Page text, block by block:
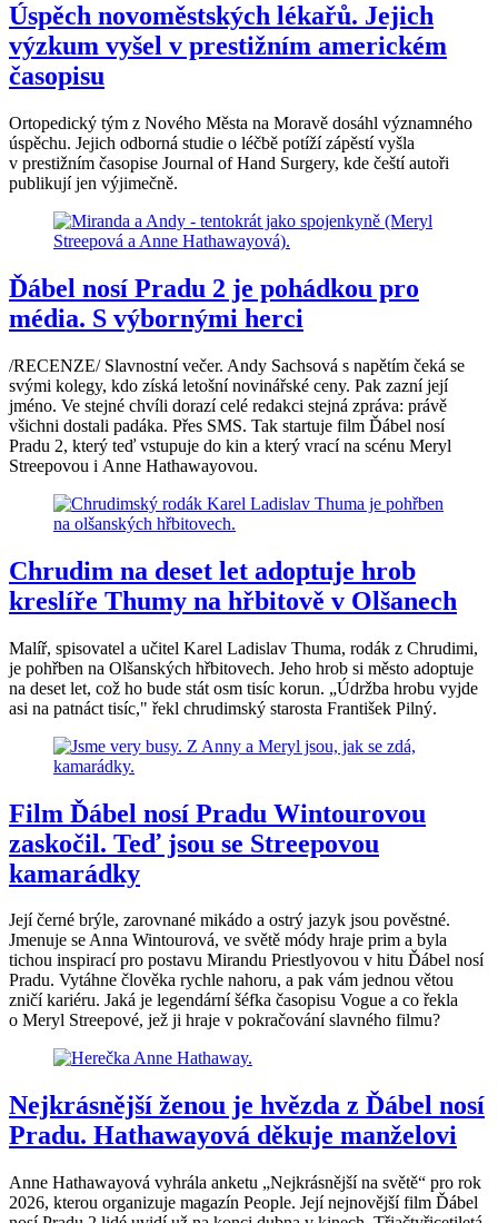
Úspěch novoměstských lékařů. Jejich
výzkum vyšel v prestižním americkém
časopisu
Ortopedický tým z Nového Města na Moravě dosáhl významného
úspěchu. Jejich odborná studie o léčbě potíží zápěstí vyšla
v prestižním časopise Journal of Hand Surgery, kde čeští autoři
publikují jen výjimečně.
Ďábel nosí Pradu 2 je pohádkou pro
média. S výbornými herci
/RECENZE/ Slavnostní večer. Andy Sachsová s napětím čeká se
svými kolegy, kdo získá letošní novinářské ceny. Pak zazní její
jméno. Ve stejné chvíli dorazí celé redakci stejná zpráva: právě
všichni dostali padáka. Přes SMS. Tak startuje film Ďábel nosí
Pradu 2, který teď vstupuje do kin a který vrací na scénu Meryl
Streepovou i Anne Hathawayovou.
Chrudim na deset let adoptuje hrob
kreslíře Thumy na hřbitově v Olšanech
Malíř, spisovatel a učitel Karel Ladislav Thuma, rodák z Chrudimi,
je pohřben na Olšanských hřbitovech. Jeho hrob si město adoptuje
na deset let, což ho bude stát osm tisíc korun. „Údržba hrobu vyjde
asi na patnáct tisíc," řekl chrudimský starosta František Pilný.
Film Ďábel nosí Pradu Wintourovou
zaskočil. Teď jsou se Streepovou
kamarádky
Její černé brýle, zarovnané mikádo a ostrý jazyk jsou pověstné.
Jmenuje se Anna Wintourová, ve světě módy hraje prim a byla
tichou inspirací pro postavu Mirandu Priestlyovou v hitu Ďábel nosí
Pradu. Vytáhne člověka rychle nahoru, a pak vám jednou větou
zničí kariéru. Jaká je legendární šéfka časopisu Vogue a co řekla
o Meryl Streepové, jež ji hraje v pokračování slavného filmu?
Nejkrásnější ženou je hvězda z Ďábel nosí
Pradu. Hathawayová děkuje manželovi
Anne Hathawayová vyhrála anketu „Nejkrásnější na světě“ pro rok
2026, kterou organizuje magazín People. Její nejnovější film Ďábel